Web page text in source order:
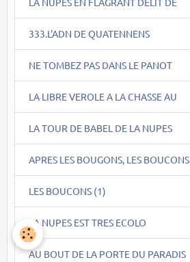
333.L'ADN DE QUATENNENS
NE TOMBEZ PAS DANS LE PANOT
LA LIBRE VEROLE A LA CHASSE AU
LA TOUR DE BABEL DE LA NUPES
APRES LES BOUGONS, LES BOUCONS
LES BOUCONS (1)
LA NUPES EST TRES ECOLO
AU BOUT DE LA PORTE DU PARADIS